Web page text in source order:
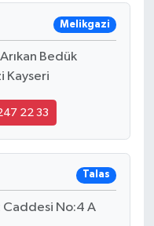
Melikgazi
Bedük
Kayseri
22 33
Talas
No:4 A